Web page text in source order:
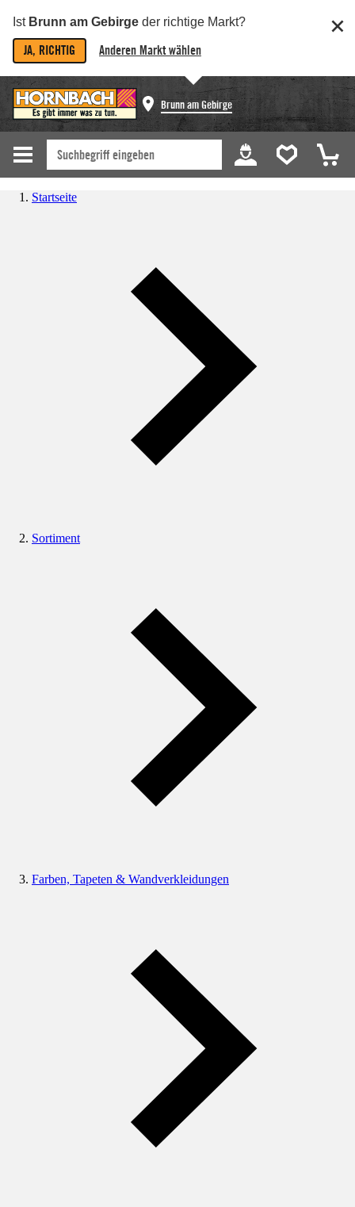
Ist Brunn am Gebirge der richtige Markt?
JA, RICHTIG Anderen Markt wählen
Brunn am Gebirge
Startseite
Sortiment
Farben, Tapeten & Wandverkleidungen